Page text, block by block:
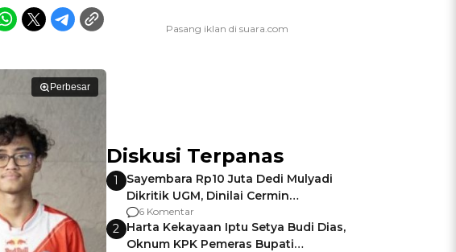
Perbesar
Diskusi Terpanas
1
Sayembara Rp10 Juta Dedi Mulyadi
Dikritik UGM, Dinilai Cermin
Gagalnya Negara Jamin Keamanan
6 Komentar
2 Harta Kekayaan Iptu Setya Budi Dias,
Oknum KPK Pemeras Bupati